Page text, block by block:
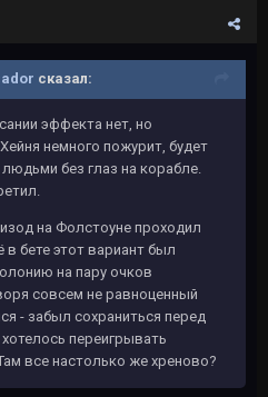
сказал:
эффекта нет, но
немного пожурит, будет
без глаз на корабле.
на Фолстоуне проходил
бете этот вариант был
на пару очков
совсем не равноценный
- забыл сохраниться перед
переигрывать
все настолько же хреново?